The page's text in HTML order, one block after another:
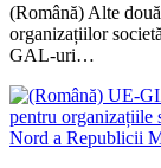
(Română) Alte
organizațiilor
GAL-uri…